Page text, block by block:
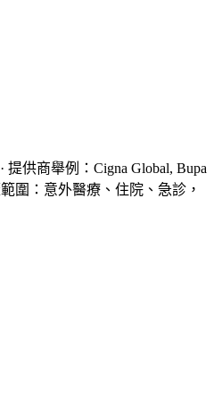
提供商舉例：Cigna Global, Bupa
圍：意外醫療、住院、急診，